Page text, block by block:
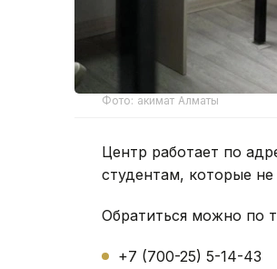
Фото: акимат Алматы
Центр работает по
студентам, которые
Обратиться можно по
+7 (700-25) 5-14-43